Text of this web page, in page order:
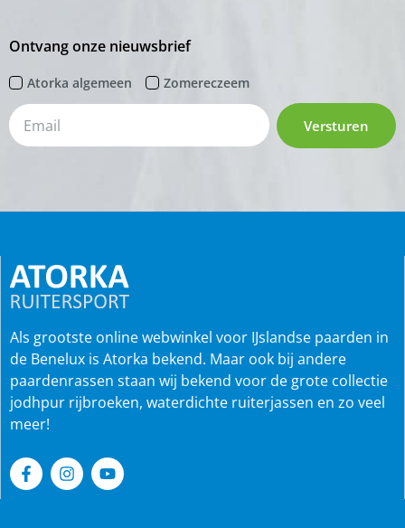
Ontvang onze nieuwsbrief
Atorka algemeen Zomereczeem
Versturen
Als grootste online webwinkel voor IJslandse paarden in
de Benelux is Atorka bekend. Maar ook bij andere
paardenrassen staan wij bekend voor de grote collectie
jodhpur rijbroeken, waterdichte ruiterjassen en zo veel
meer!